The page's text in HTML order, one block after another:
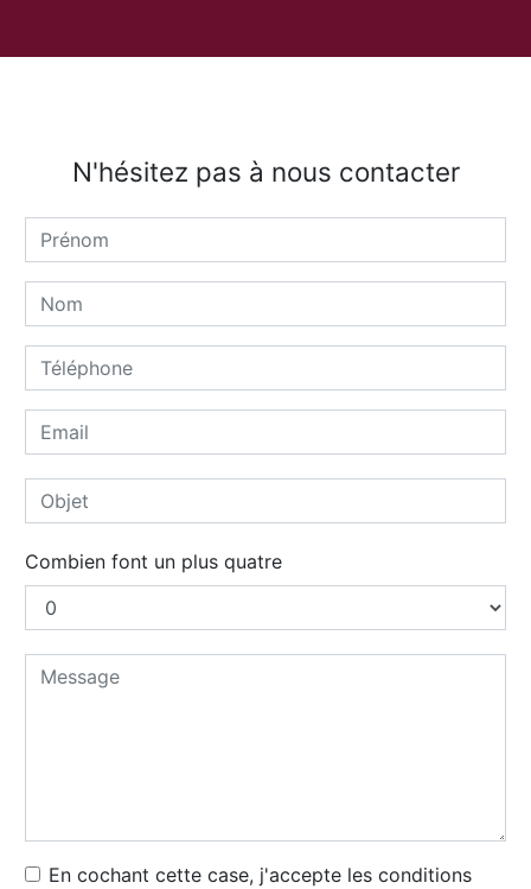
N'hésitez pas à nous contacter
Combien font un plus quatre
En cochant cette case, j'accepte les conditions